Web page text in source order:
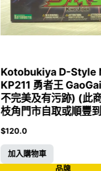
Kotobukiya D-Style
KP211 勇者王
不完美及有污跡) (此
枝角門市自取或順豐
$120.0
加入購物車
品牌